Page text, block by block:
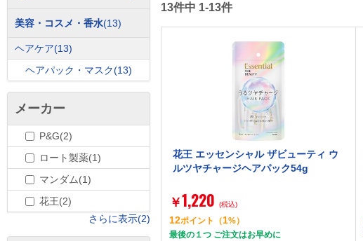
13件中 1-13件
花王 エッセンシャル ザビューティ ウ
ルツヤチャージヘアパック54g
￥1,220 (税込)
12ポイント （1%）
最後の１つ ご注文はお早めに
美容・コスメ・香水(13)
ヘアケア(13)
ヘアパック・マスク(13)
メーカー
P&G(2)
ロート製薬(1)
マンダム(1)
花王(2)
さらに表示(2)